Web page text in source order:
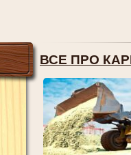
ВСЕ ПРО